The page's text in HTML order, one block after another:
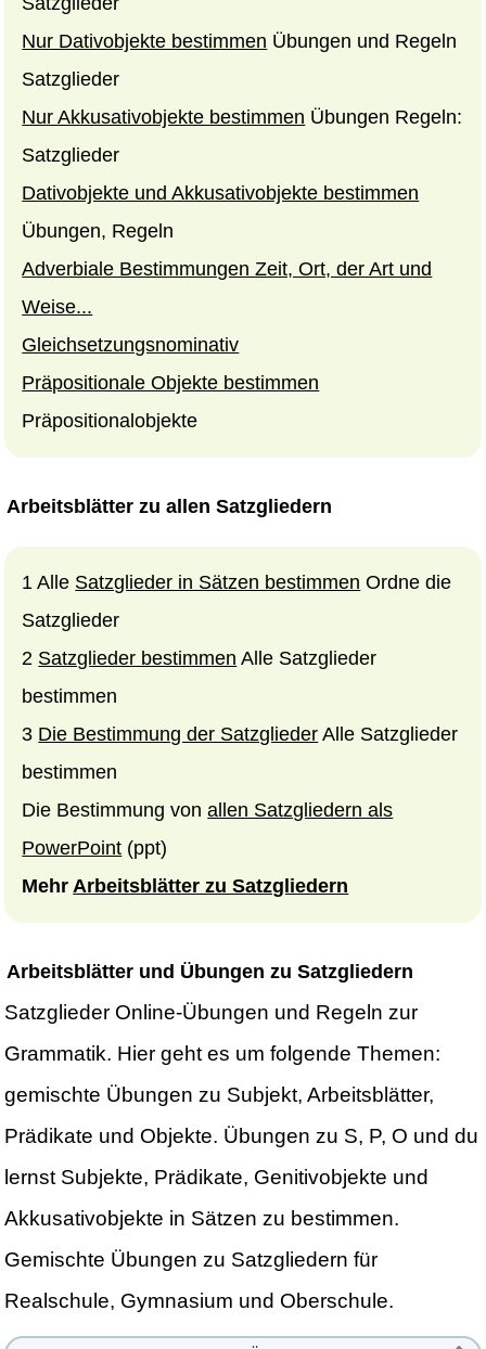
Nur Dativobjekte bestimmen Übungen und Regeln
Satzglieder
Nur Akkusativobjekte bestimmen Übungen Regeln:
Satzglieder
Dativobjekte und Akkusativobjekte bestimmen
Übungen, Regeln
Adverbiale Bestimmungen Zeit, Ort, der Art und
Weise...
Gleichsetzungsnominativ
Präpositionale Objekte bestimmen
Präpositionalobjekte
Arbeitsblätter zu allen Satzgliedern
1 Alle Satzglieder in Sätzen bestimmen Ordne die
Satzglieder
2 Satzglieder bestimmen Alle Satzglieder
bestimmen
3 Die Bestimmung der Satzglieder Alle Satzglieder
bestimmen
Die Bestimmung vonallen Satzgliedern als
PowerPoint (ppt)
MehrArbeitsblätter zu Satzgliedern
Arbeitsblätter und Übungen zu Satzgliedern
Satzglieder Online-Übungen und Regeln zur
Grammatik. Hier geht es um folgende Themen:
gemischte Übungen zu Subjekt, Arbeitsblätter,
Prädikate und Objekte. Übungen zu S, P, O und du
lernst Subjekte, Prädikate, Genitivobjekte und
Akkusativobjekte in Sätzen zu bestimmen.
Gemischte Übungen zu Satzgliedern für
Realschule, Gymnasium und Oberschule.